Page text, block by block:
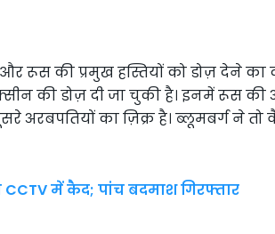
रूस की प्रमुख हस्तियों को डोज़ देने का
की डोज़ दी जा चुकी है। इनमें रूस
अरबपतियों का ज़िक्र है। ब्लूमबर्ग ने तो
CCTV में कैद; पांच बदमाश गिरफ्तार